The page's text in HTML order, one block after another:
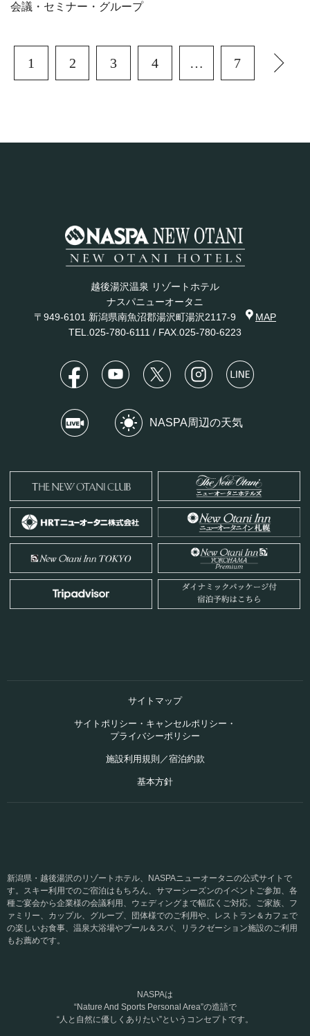
会議・セミナー・グループ
1 2 3 4 … 7
越後湯沢温泉 リゾートホテル
ナスパニューオータニ
〒949-6101 新潟県南魚沼郡湯沢町湯沢2117-9
MAP
TEL.025-780-6111 / FAX.025-780-6223
NASPA周辺の天気
サイトマップ
サイトポリシー・キャンセルポリシー・
プライバシーポリシー
施設利用規則／宿泊約款
基本方針
新潟県・越後湯沢のリゾートホテル、NASPAニューオータニの公式サイトで
す。スキー利用でのご宿泊はもちろん、サマーシーズンのイベントご参加、各
種ご宴会から企業様の会議利用、ウェディングまで幅広くご対応。ご家族、フ
ァミリー、カップル、グループ、団体様でのご利用や、レストラン＆カフェで
の楽しいお食事、温泉大浴場やプール＆スパ、リラクゼーション施設のご利用
もお薦めです。
NASPAは
“Nature And Sports Personal Area”の造語で
“人と自然に優しくありたい”というコンセプトです。